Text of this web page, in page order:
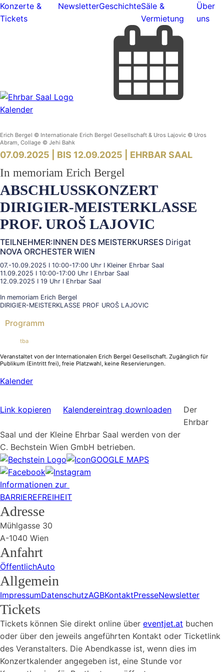
Konzerte &
Tickets
NewsletterGeschichteSäle &
Vermietung
Über
uns
Kalender
Erich Bergel © Internationale Erich Bergel Gesellschaft & Uros Lajovic © Uros
Abram, Collage © Jehi Bahk
07.09.2025 | BIS 12.09.2025 | EHRBAR SAAL
In memoriam Erich Bergel
ABSCHLUSSKONZERT
DIRIGIER-MEISTERKLASSE
PROF. UROŠ LAJOVIC
TEILNEHMER:INNEN DES MEISTERKURSES Dirigat
NOVA ORCHESTER WIEN
07.-10.09.2025 I 10:00-17:00 Uhr I Kleiner Ehrbar Saal
11.09.2025 I 10:00-17:00 Uhr I Ehrbar Saal
12.09.2025 I 19 Uhr I Ehrbar Saal
In memoriam Erich Bergel
DIRIGIER-MEISTERKLASSE PROF UROŠ LAJOVIC
Programm
tba
Veranstaltet von der Internationalen Erich Bergel Gesellschaft. Zugänglich für
Publikum (Eintritt frei), freie Platzwahl, keine Reservierungen.
Kalender
Link kopieren Kalendereintrag downloaden
Der
Ehrbar
Saal und der Kleine Ehrbar Saal werden von der
C. Bechstein Wien GmbH betrieben.
GOOGLE MAPS
Informationen zur
BARRIEREFREIHEIT
Adresse
Mühlgasse 30
A-1040 Wien
Anfahrt
ÖffentlichAuto
Allgemein
ImpressumDatenschutzAGBKontaktPresseNewsletter
Tickets
Tickets können Sie direkt online über eventjet.at buchen
oder über den jeweils angeführten Kontakt oder Ticketlink
des Veranstalters. Die Abendkasse ist, wenn dies im
Konzertkalender angegeben ist, eine Stunde vor